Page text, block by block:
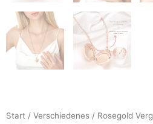
Start / Verschiedenes / Rosegold